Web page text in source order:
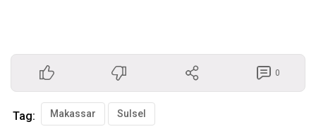
0
Tag: Makassar Sulsel